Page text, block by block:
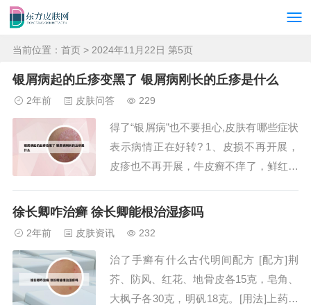
当前位置： 首页 > 2024年11月22日 第5页
银屑病起的丘疹变黑了 银屑病刚长的丘疹是什么
2年前 皮肤问答 229
得了“银屑病”也不要担心,皮肤有哪些症状
表示病情正在好转? 1、皮损不再开展，
皮疹也不再开展，牛皮癣不痒了，鲜红的
一般比斑块状更简单进入衰退期，运用药
里往外好！要是钱币状的话，一般好的特
快的，...
徐长卿咋治癣 徐长卿能根治湿疹吗
2年前 皮肤资讯 232
治了手癣有什么古代明间配方 [配方]荆
芥、防风、红花、地骨皮各15克，皂角、
大枫子各30克，明矾18克。[用法]上药用